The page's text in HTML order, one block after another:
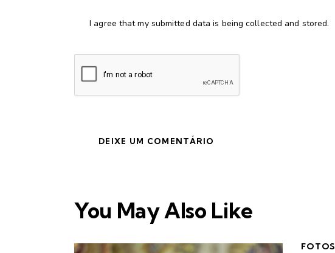
I agree that my submitted data is being collected and stored.
You May Also Like
FOTOS